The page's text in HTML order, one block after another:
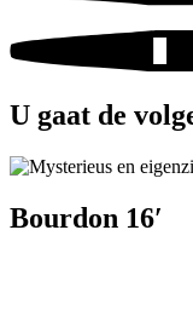
U gaat de
Bourdon 16′